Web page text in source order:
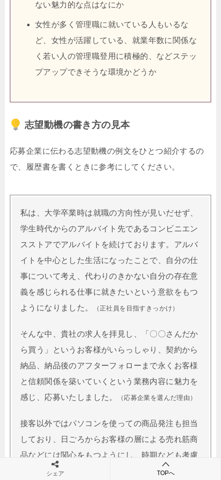
ない魅力的な点はなにか
女性が多く管理職に就いている人もいるな
ど、女性が活躍している、就業年数に関係な
く若い人の管理職登用に積極的、などステッ
プアップできそうな環境かどうか
志望動機の書き方の見本
応募企業に伝わる志望動機の例文をひとつ紹介するの
で、履歴書を書くときに参考にしてください。
私は、大学卒業時は就職の方向性が見いだせず、
学生時代からのアルバイト先であるコンビニエン
スストアでアルバイトを続けております。アルバ
イトを中心とした生活になったことで、自分の仕
事について考え、代わりのきかない自分の存在意
義を感じられる仕事に就きたいという意欲をもつ
ようになりました。
（正社員を目指すきっかけ）
そんな中、貴社の求人を拝見し、「〇〇さんだか
ら買う」というお客様がいらっしゃり、契約から
納品、納品後のアフターフォローまで永くお客様
と信頼関係を築いていくという業務内容に魅力を
感じ、応募いたしました。
（応募企業を選んだ理由）
接客以外ではパソコンを使っての商品発注も担当
しており、日ごろからお客様の層による売れ筋商
品などには関心をもつようにし、時期なども考慮
し先読みをした効率のよい商品在庫になるよう意
シェア TOPへ